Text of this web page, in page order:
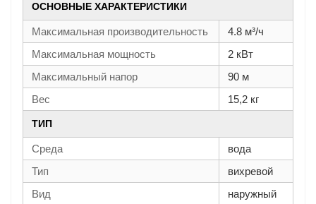
ОСНОВНЫЕ ХАРАКТЕРИСТИКИ
Максимальная производительность
4.8 м³/ч
Максимальная мощность
2 кВт
Максимальный напор
90 м
Вес
15,2 кг
ТИП
Среда
вода
Тип
вихревой
Вид
наружный